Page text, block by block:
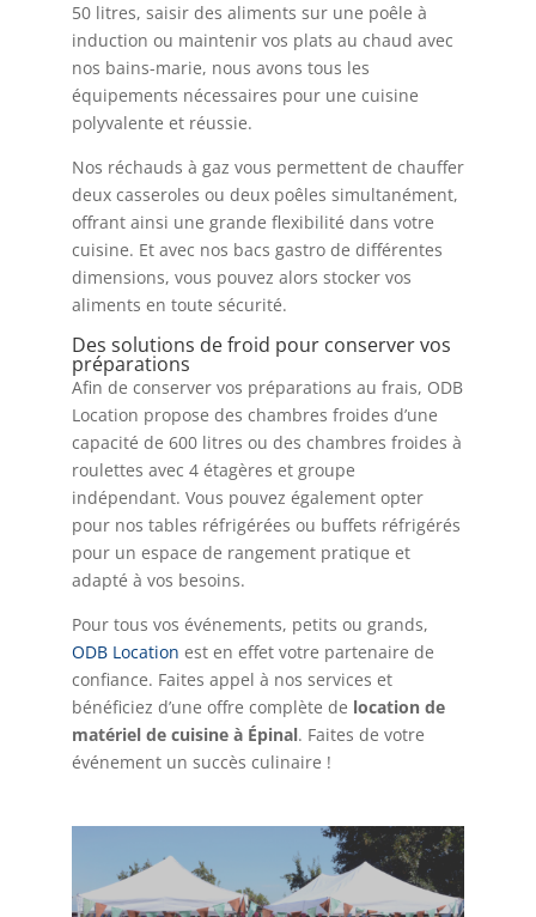
50 litres, saisir des aliments sur une poêle à
induction ou maintenir vos plats au chaud avec
nos bains-marie, nous avons tous les
équipements nécessaires pour une cuisine
polyvalente et réussie.
Nos réchauds à gaz vous permettent de chauffer
deux casseroles ou deux poêles simultanément,
offrant ainsi une grande flexibilité dans votre
cuisine. Et avec nos bacs gastro de différentes
dimensions, vous pouvez alors stocker vos
aliments en toute sécurité.
Des solutions de froid pour conserver vos
préparations
Afin de conserver vos préparations au frais, ODB
Location propose des chambres froides d’une
capacité de 600 litres ou des chambres froides à
roulettes avec 4 étagères et groupe
indépendant. Vous pouvez également opter
pour nos tables réfrigérées ou buffets réfrigérés
pour un espace de rangement pratique et
adapté à vos besoins.
Pour tous vos événements, petits ou grands,
ODB Location est en effet votre partenaire de
confiance. Faites appel à nos services et
bénéficiez d’une offre complète de location de
matériel de cuisine à Épinal. Faites de votre
événement un succès culinaire !